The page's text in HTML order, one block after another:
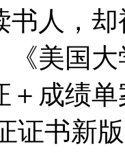
书人，
《美国
成绩单
证书新